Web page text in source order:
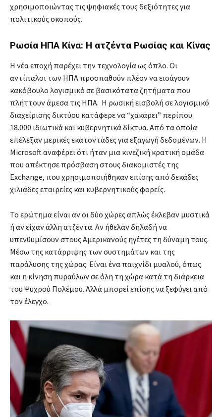
χρησιμοποιώντας τις ψηφιακές τους δεξιότητες για
πολιτικούς σκοπούς.
Ρωσία ΗΠΑ Κίνα: Η ατζέντα Ρωσίας και Κίνας
Η νέα εποχή παρέχει την τεχνολογία ως όπλο. Οι
αντίπαλοι των ΗΠΑ προσπαθούν πλέον να εισάγουν
κακόβουλο λογισμικό σε βασικότατα ζητήματα που
πλήττουν άμεσα τις ΗΠΑ. Η ρωσική εισβολή σε λογισμικό
διαχείρισης δικτύου κατάφερε να “χακάρει” περίπου
18.000 ιδιωτικά και κυβερνητικά δίκτυα. Από τα οποία
επέλεξαν μερικές εκατοντάδες για εξαγωγή δεδομένων. Η
Microsoft αναφέρει ότι ήταν μια κινεζική κρατική ομάδα
που απέκτησε πρόσβαση στους διακομιστές της
Exchange, που χρησιμοποιήθηκαν επίσης από δεκάδες
χιλιάδες εταιρείες και κυβερνητικούς φορείς.
Το ερώτημα είναι αν οι δύο χώρες απλώς έκλεβαν μυστικά
ή αν είχαν άλλη ατζέντα. Αν ήθελαν δηλαδή να
υπενθυμίσουν στους Αμερικανούς ηγέτες τη δύναμη τους.
Μέσω της κατάρριψης των συστημάτων και της
παράλυσης της χώρας. Είναι ένα παιχνίδι μυαλού, όπως
και η κίνηση πυραύλων σε όλη τη χώρα κατά τη διάρκεια
του Ψυχρού Πολέμου. Αλλά μπορεί επίσης να ξεφύγει από
τον έλεγχο.